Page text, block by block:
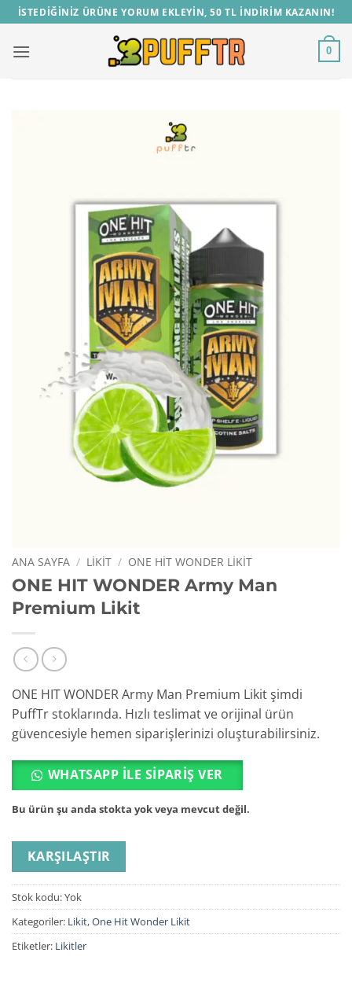
İçeriğe
atla
İSTEDİĞİNİZ ÜRÜNE YORUM EKLEYİN, 50 TL İNDİRİM KAZANIN!
0
ANA SAYFA / LIKIT / ONE HIT WONDER LIKIT
ONE HIT WONDER Army Man
Premium Likit
ONE HIT WONDER Army Man Premium Likit şimdi
PuffTr stoklarında. Hızlı teslimat ve orijinal ürün
güvencesiyle hemen siparişlerinizi oluşturabilirsiniz.
WHATSAPP ILE SIPARIŞ VER
Bu ürün şu anda stokta yok veya mevcut değil.
KARŞILAŞTIR
Stok kodu:Yok
Kategoriler: Likit,One Hit Wonder Likit
Etiketler: Likitler